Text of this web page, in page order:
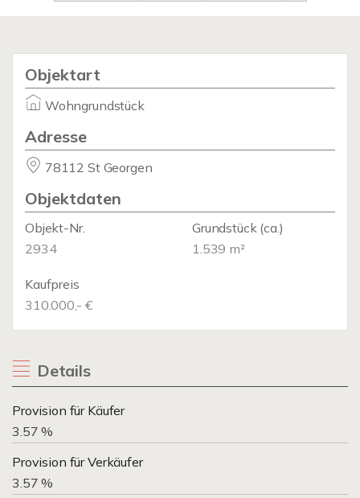
Objektart
Wohngrundstück
Adresse
78112 St Georgen
Objektdaten
Objekt-Nr.
2934
Grundstück(ca.)
1.539 m²
Kaufpreis
310.000,- €
Details
Provision für Käufer
3.57 %
Provision für Verkäufer
3.57 %